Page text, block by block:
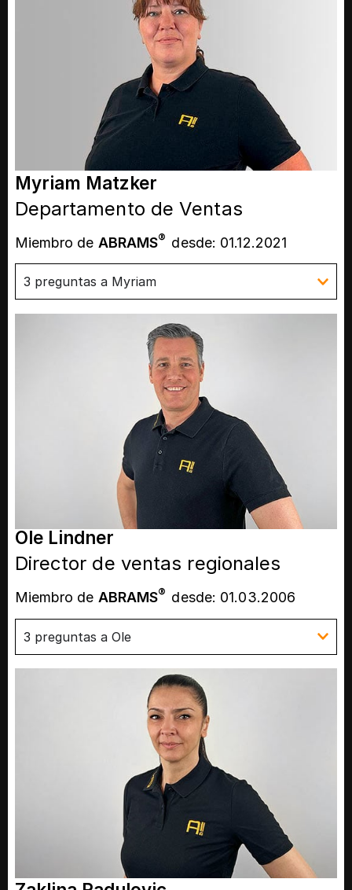
Myriam Matzker
Departamento de Ventas
Miembro de ABRAMS® desde: 01.12.2021
3 preguntas a Myriam
Ole Lindner
Director de ventas regionales
Miembro de ABRAMS® desde: 01.03.2006
3 preguntas a Ole